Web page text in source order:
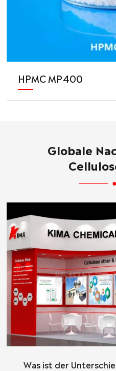
HPMC MP400
Globale
Was ist der